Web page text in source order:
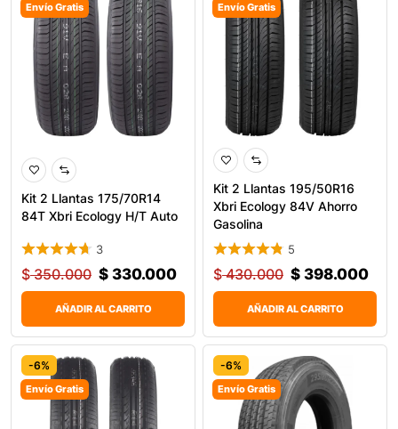
Envío Gratis
Kit 2 Llantas 175/70R14
84T Xbri Ecology H/T Auto
3
$350.000 $ 330.000
AÑADIR AL CARRITO
Envío Gratis
Kit 2 Llantas 195/50R16
Xbri Ecology 84V Ahorro
Gasolina
5
$430.000 $ 398.000
AÑADIR AL CARRITO
-6%
Envío Gratis
-6%
Envío Gratis